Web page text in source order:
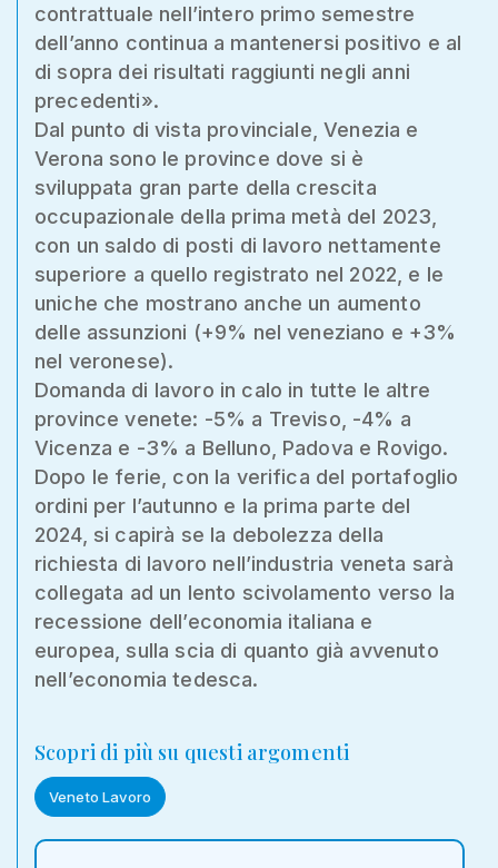
contrattuale nell’intero primo semestre
dell’anno continua a mantenersi positivo e al
di sopra dei risultati raggiunti negli anni
precedenti».
Dal punto di vista provinciale, Venezia e
Verona sono le province dove si è
sviluppata gran parte della crescita
occupazionale della prima metà del 2023,
con un saldo di posti di lavoro nettamente
superiore a quello registrato nel 2022, e le
uniche che mostrano anche un aumento
delle assunzioni (+9% nel veneziano e +3%
nel veronese).
Domanda di lavoro in calo in tutte le altre
province venete: -5% a Treviso, -4% a
Vicenza e -3% a Belluno, Padova e Rovigo.
Dopo le ferie, con la verifica del portafoglio
ordini per l’autunno e la prima parte del
2024, si capirà se la debolezza della
richiesta di lavoro nell’industria veneta sarà
collegata ad un lento scivolamento verso la
recessione dell’economia italiana e
europea, sulla scia di quanto già avvenuto
nell’economia tedesca.
Scopri di più su questi argomenti
Veneto Lavoro